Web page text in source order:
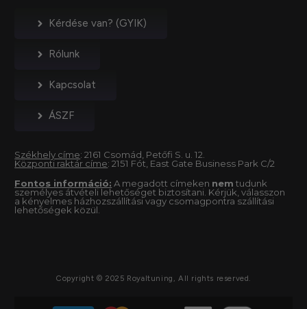
Kérdése van? (GYIK)
Rólunk
Kapcsolat
ÁSZF
Székhely címe: 2161 Csomád, Petőfi S. u. 12.
Központi raktár címe: 2151 Fót, East Gate Business Park C/2
Fontos információ: A megadott címeken nem tudunk
személyes átvételi lehetőséget biztosítani. Kérjük, válasszon
a kényelmes házhozszállítási vagy csomagpontra szállítási
lehetőségek közül.
Copyright © 2025 Royaltuning, All rights reserved.